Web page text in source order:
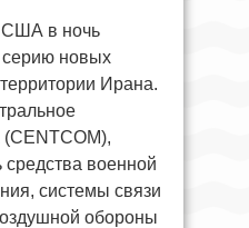
в ночь
серию новых
Ирана.
средства военной
системы связи
обороны